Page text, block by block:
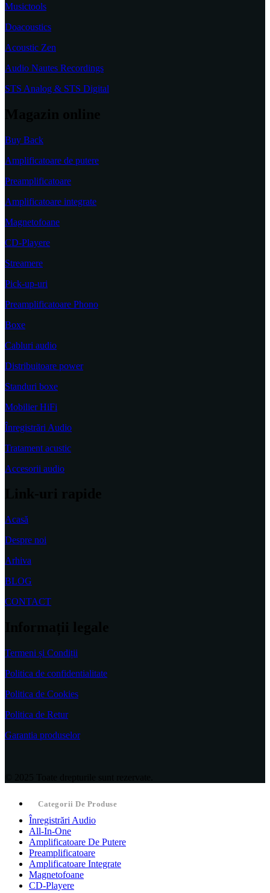
Musictools
Doacoustics
Acoustic Zen
Audio Nautes Recordings
STS Analog & STS Digital
Buy Back
Amplificatoare de putere
Preamplificatoare
Amplificatoare integrate
Magnetofoane
CD-Playere
Streamere
Pick-up-uri
Preamplificatoare Phono
Boxe
Cabluri audio
Distribuitoare power
Standuri boxe
Mobilier HiFi
Înregistrări Audio
Tratament acustic
Accesorii audio
Acasă
Despre noi
Arhiva
BLOG
CONTACT
Termeni și Condiții
Politica de confidentialitate
Politica de Cookies
Politica de Retur
Garantia produselor
Categorii De Produse
Înregistrări Audio
All-In-One
Amplificatoare De Putere
Preamplificatoare
Amplificatoare Integrate
Magnetofoane
CD-Playere